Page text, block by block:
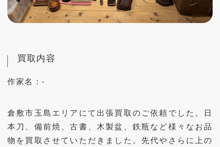
買取内容
作家名：-
倉敷市玉島エリアにて出張買取のご依頼でした。日
本刀、備前焼、古書、木製盆、鉄瓶など様々なお品
物を買取させていただきました。先代やさらに上の